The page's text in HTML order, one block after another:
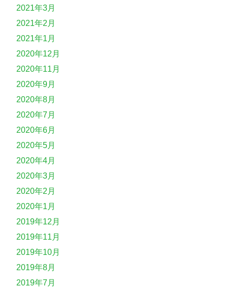
2021年3月
2021年2月
2021年1月
2020年12月
2020年11月
2020年9月
2020年8月
2020年7月
2020年6月
2020年5月
2020年4月
2020年3月
2020年2月
2020年1月
2019年12月
2019年11月
2019年10月
2019年8月
2019年7月